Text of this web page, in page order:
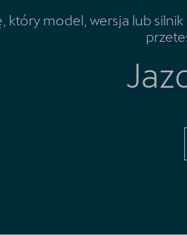
który model, wersja lub